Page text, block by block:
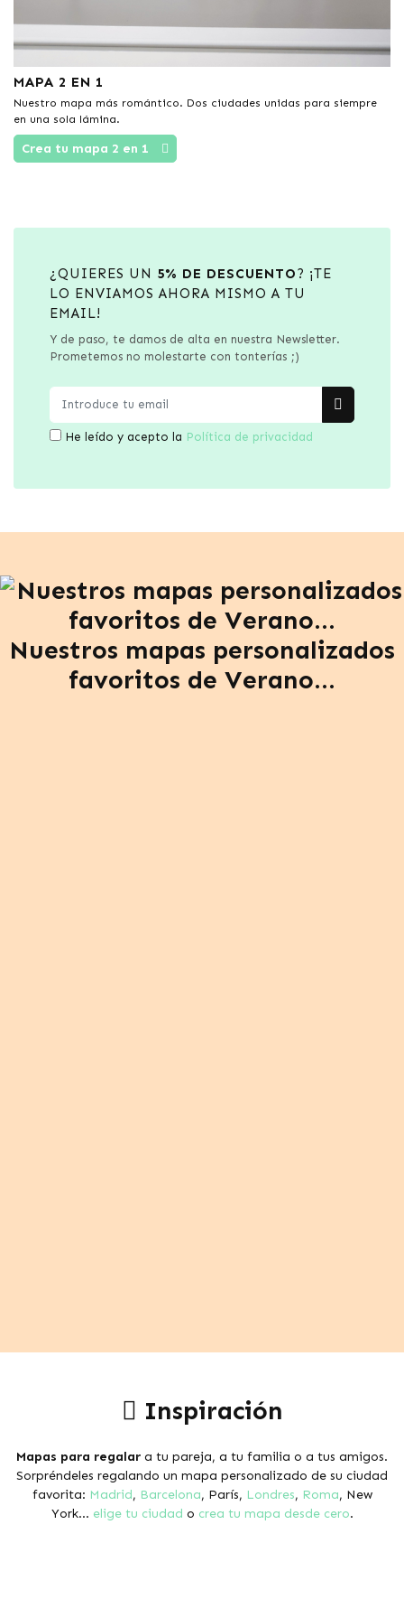
MAPA 2 EN 1
Nuestro mapa más romántico. Dos ciudades unidas para siempre
en una sola lámina.
Crea tu mapa 2 en 1
¿QUIERES UN 5% DE DESCUENTO? ¡TE
LO ENVIAMOS AHORA MISMO A TU
EMAIL!
Y de paso, te damos de alta en nuestra Newsletter.
Prometemos no molestarte con tonterías ;)
He leído y acepto la Política de privacidad
Nuestros mapas personalizados
favoritos de Verano...
Inspiración
Mapas para regalar a tu pareja, a tu familia o a tus amigos.
Sorpréndeles regalando un mapa personalizado de su ciudad
favorita: Madrid, Barcelona, París, Londres, Roma, New
York... elige tu ciudad o crea tu mapa desde cero.